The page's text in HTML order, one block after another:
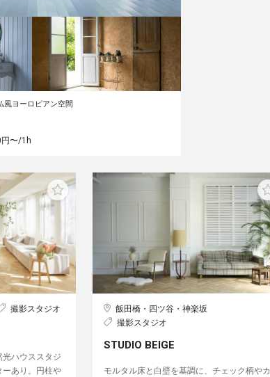
風ヨーロピアン空間
〜/1h
撮影スタジオ
ハウススタジ
ーあり。円柱や
飯田橋・四ツ谷・神楽坂
撮影スタジオ
STUDIO BEIGE
モルタル床と白壁を基調に、チェック柄やカ